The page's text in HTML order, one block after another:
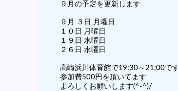
９月の予定を更新します
９月 ３日 月曜日
１０日 月曜日
１９日 水曜日
２６日 水曜日
高崎浜川体育館で19:30～21:00で
参加費500円を頂いてます
よろしくお願いします(^-^)/